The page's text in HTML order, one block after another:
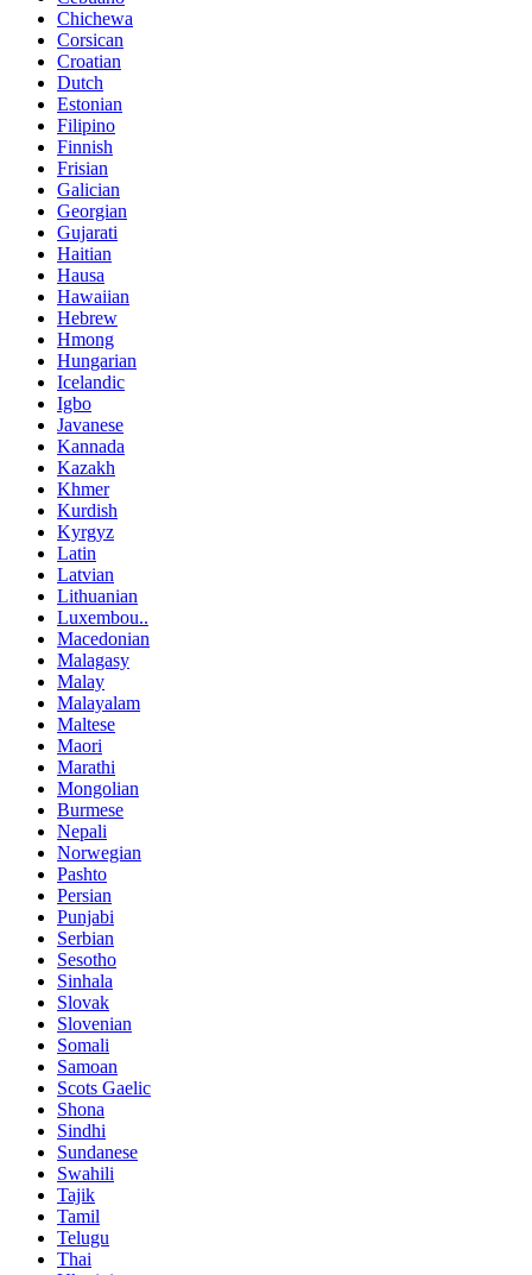
Chichewa
Corsican
Croatian
Dutch
Estonian
Filipino
Finnish
Frisian
Galician
Georgian
Gujarati
Haitian
Hausa
Hawaiian
Hebrew
Hmong
Hungarian
Icelandic
Igbo
Javanese
Kannada
Kazakh
Khmer
Kurdish
Kyrgyz
Latin
Latvian
Lithuanian
Luxembou..
Macedonian
Malagasy
Malay
Malayalam
Maltese
Maori
Marathi
Mongolian
Burmese
Nepali
Norwegian
Pashto
Persian
Punjabi
Serbian
Sesotho
Sinhala
Slovak
Slovenian
Somali
Samoan
Scots Gaelic
Shona
Sindhi
Sundanese
Swahili
Tajik
Tamil
Telugu
Thai